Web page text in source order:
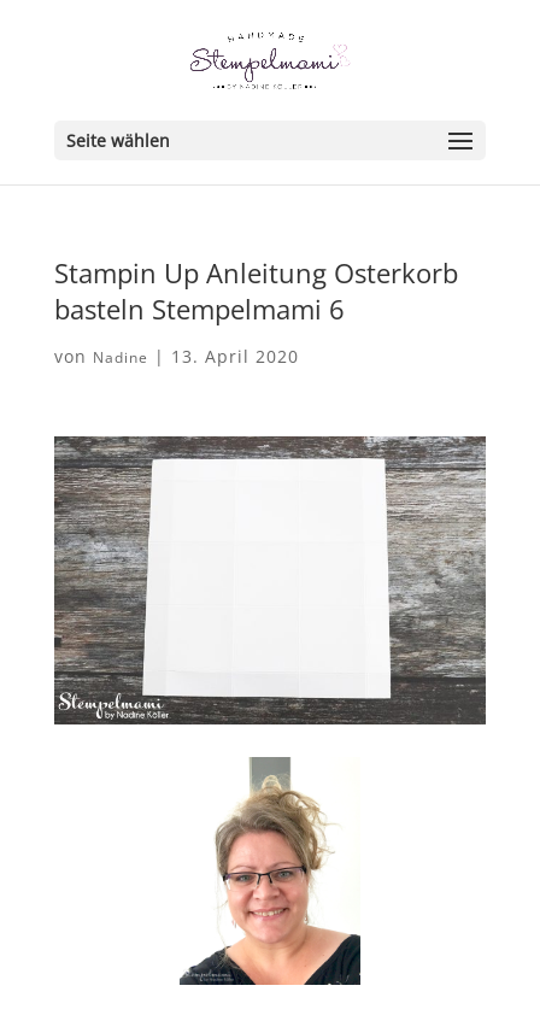
Seite wählen
Stampin Up Anleitung Osterkorb
basteln Stempelmami 6
von Nadine | 13. April 2020